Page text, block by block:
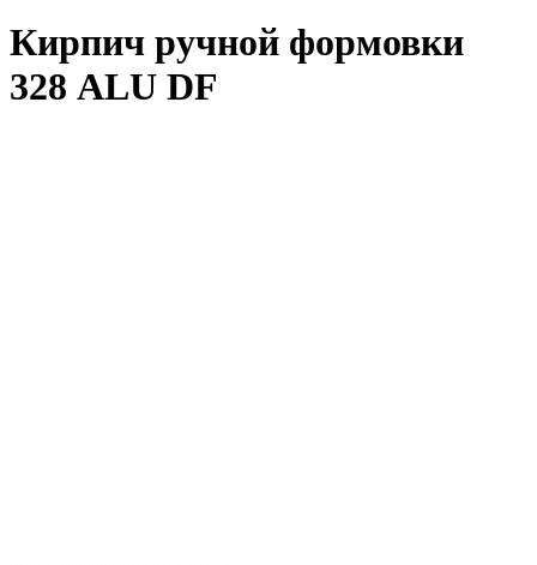
Кирпич ручной формовки
328 ALU DF